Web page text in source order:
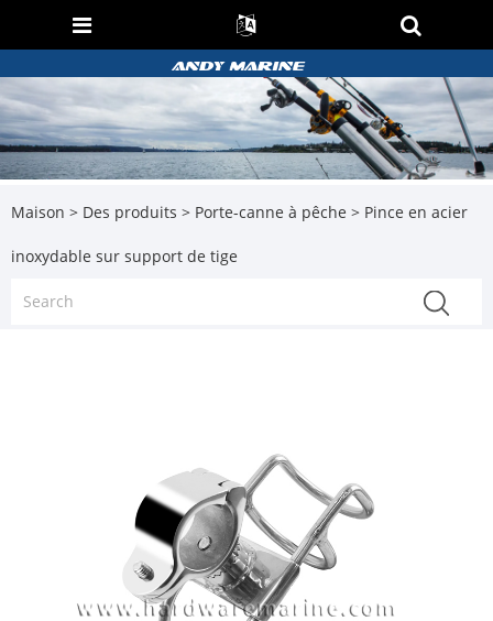
Maison > Des produits > Porte-canne à pêche > Pince en acier
inoxydable sur support de tige